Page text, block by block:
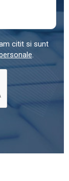
citit si sunt
.